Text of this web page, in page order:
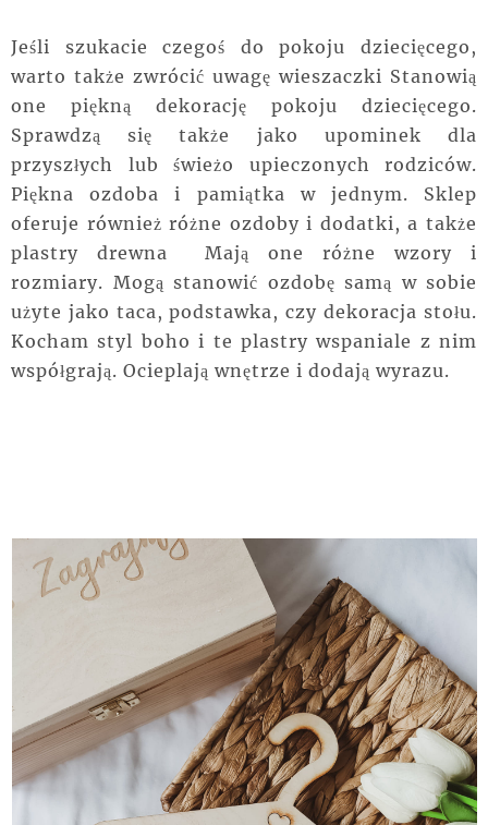
Jeśli szukacie czegoś do pokoju dziecięcego,
warto także zwrócić uwagę wieszaczki Stanowią
one piękną dekorację pokoju dziecięcego.
Sprawdzą się także jako upominek dla
przyszłych lub świeżo upieczonych rodziców.
Piękna ozdoba i pamiątka w jednym. Sklep
oferuje również różne ozdoby i dodatki, a także
plastry drewna Mają one różne wzory i
rozmiary. Mogą stanowić ozdobę samą w sobie
użyte jako taca, podstawka, czy dekoracja stołu.
Kocham styl boho i te plastry wspaniale z nim
współgrają. Ocieplają wnętrze i dodają wyrazu.